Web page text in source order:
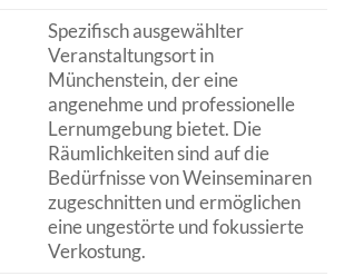
Spezifisch ausgewählter
Veranstaltungsort in
Münchenstein, der eine
angenehme und professionelle
Lernumgebung bietet. Die
Räumlichkeiten sind auf die
Bedürfnisse von Weinseminaren
zugeschnitten und ermöglichen
eine ungestörte und fokussierte
Verkostung.